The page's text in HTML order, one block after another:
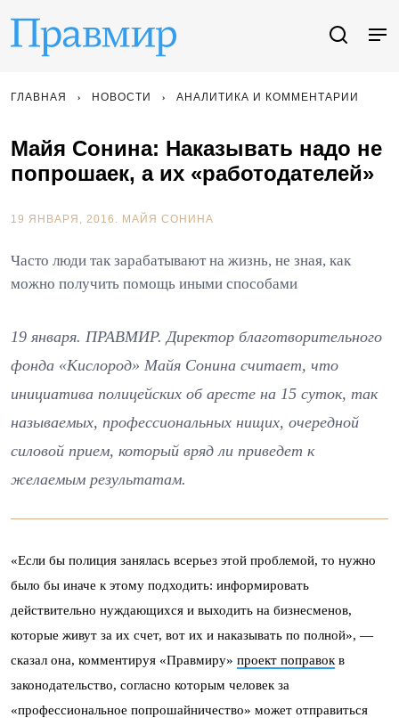
ГЛАВНАЯ НОВОСТИ АНАЛИТИКА И КОММЕНТАРИИ
Майя Сонина: Наказывать надо не
попрошаек, а их «работодателей»
19 ЯНВАРЯ, 2016. МАЙЯ СОНИНА
Часто люди так зарабатывают на жизнь, не зная, как
можно получить помощь иными способами
19 января. ПРАВМИР. Директор благотворительного
фонда «Кислород» Майя Сонина считает, что
инициатива полицейских об аресте на 15 суток, так
называемых, профессиональных нищих, очередной
силовой прием, который вряд ли приведет к
желаемым результатам.
«Если бы полиция занялась всерьез этой проблемой, то нужно
было бы иначе к этому подходить: информировать
действительно нуждающихся и выходить на бизнесменов,
которые живут за их счет, вот их и наказывать по полной», —
сказал она, комментируя «Правмиру» проект поправок в
законодательство, согласно которым человек за
«профессиональное попрошайничество» может отправиться